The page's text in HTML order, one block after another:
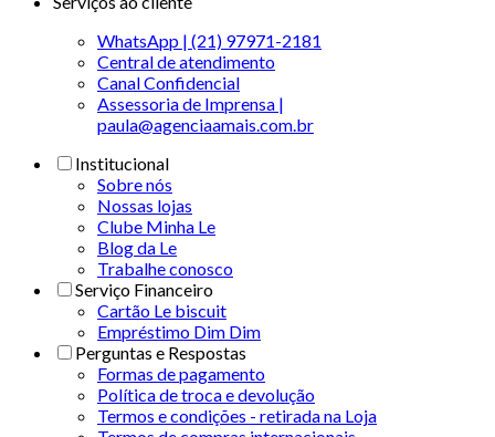
WhatsApp | (21) 97971-2181
Central de atendimento
Canal Confidencial
Assessoria de Imprensa |
paula@agenciaamais.com.br
Institucional
Sobre nós
Nossas lojas
Clube Minha Le
Blog da Le
Trabalhe conosco
Serviço Financeiro
Cartão Le biscuit
Empréstimo Dim Dim
Perguntas e Respostas
Formas de pagamento
Política de troca e devolução
Termos e condições - retirada na Loja